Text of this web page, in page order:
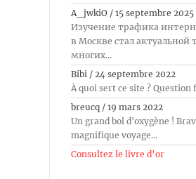
A_jwkiO / 15 septembre 2025
Изучение трафика
в Москве стал актуальной
многих...
Bibi / 24 septembre 2022
À quoi sert ce site ? Question
breucq / 19 mars 2022
Un grand bol d'oxygène !
magnifique voyage...
Consultez le livre d’or